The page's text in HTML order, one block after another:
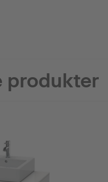
produkter